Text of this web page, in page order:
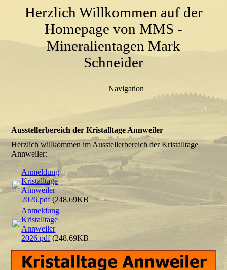
Herzlich Willkommen auf der
Homepage von MMS -
Mineralientagen Mark
Schneider
Navigation
Ausstellerbereich der Kristalltage Annweiler
Herzlich willkommen im Ausstellerbereich der Kristalltage
Annweiler:
Anmeldung
Kristalltage
Annweiler
2026.pdf(248.69KB)
Anmeldung
Kristalltage
Annweiler
2026.pdf(248.69KB)